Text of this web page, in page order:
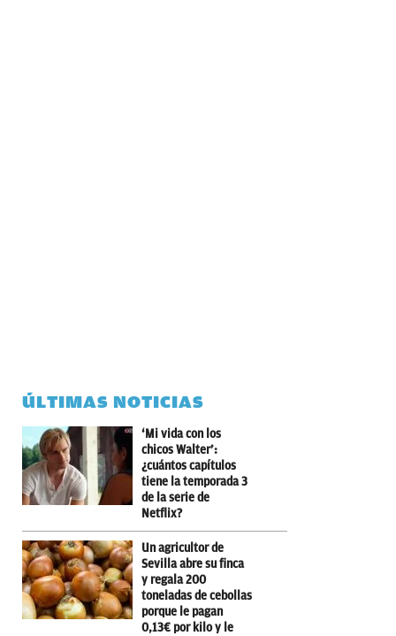
ÚLTIMAS NOTICIAS
‘Mi vida con los
chicos Walter’:
¿cuántos capítulos
tiene la temporada 3
de la serie de
Netflix?
Un agricultor de
Sevilla abre su finca
y regala 200
toneladas de cebollas
porque le pagan
0,13€ por kilo y le